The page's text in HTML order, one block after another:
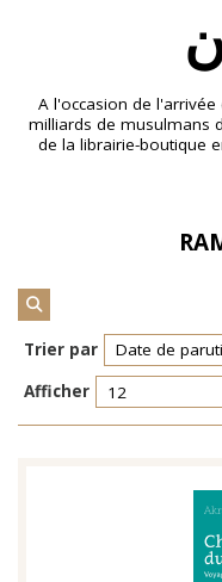
Découvrir l'exposition
A l'occasion de
milliards de musulmans
de la librairie-boutique
Trier par
Afficher